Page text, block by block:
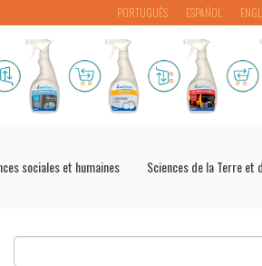
PORTUGUÊS ESPAÑOL
sociales et humaines Sciences de la Terre et